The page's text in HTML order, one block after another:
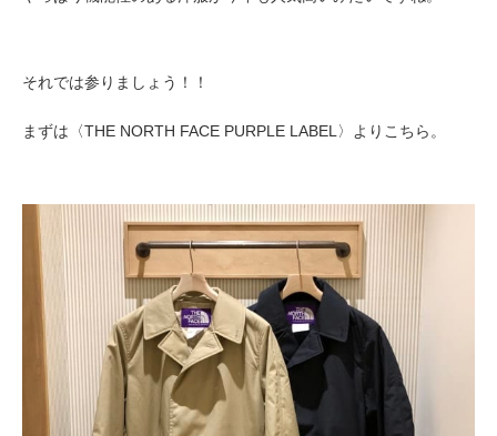
それでは参りましょう！！
まずは〈THE NORTH FACE PURPLE LABEL〉よりこちら。